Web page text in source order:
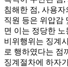
침해한 점, 사용
직원 등은 위압감
면 이는 정당한
비위행위는 징계
로 행하였다는 점
징계절차에 하자